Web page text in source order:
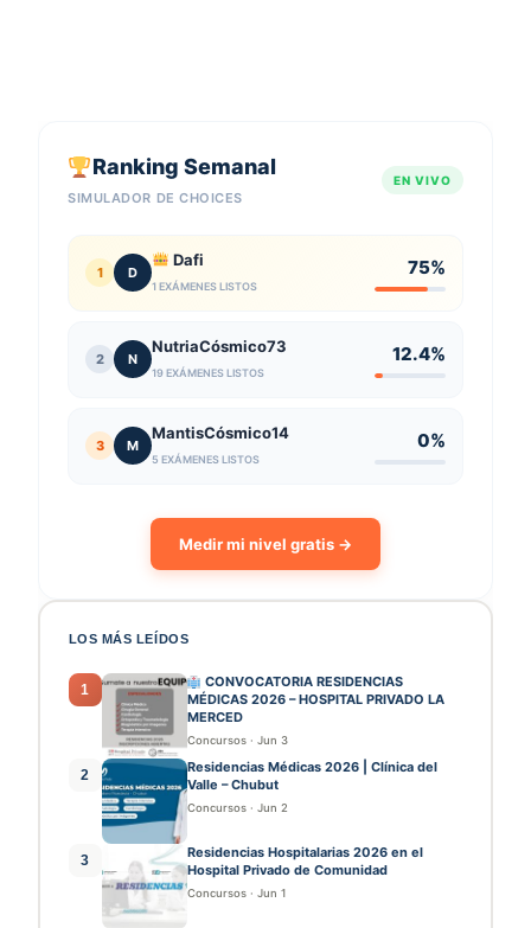
Ranking Semanal
SIMULADOR DE CHOICES
EN VIVO
1 D
Dafi
1 EXÁMENES LISTOS
75%
2 N
NutriaCósmico73
19 EXÁMENES LISTOS
12.4%
3 M
MantisCósmico14
5 EXÁMENES LISTOS
0%
Medir mi nivel gratis →
LOS MÁS LEÍDOS
1
CONVOCATORIA RESIDENCIAS
MÉDICAS 2026 – HOSPITAL PRIVADO LA
MERCED
Concursos · Jun 3
2
Residencias Médicas 2026 | Clínica del
Valle – Chubut
Concursos · Jun 2
3
Residencias Hospitalarias 2026 en el
Hospital Privado de Comunidad
Concursos · Jun 1